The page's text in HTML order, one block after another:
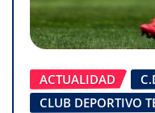
ACTUALIDAD
CLUB DEPORTIVO